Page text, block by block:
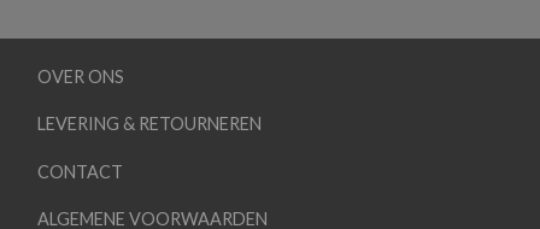
OVER ONS
LEVERING & RETOURNEREN
CONTACT
ALGEMENE VOORWAARDEN